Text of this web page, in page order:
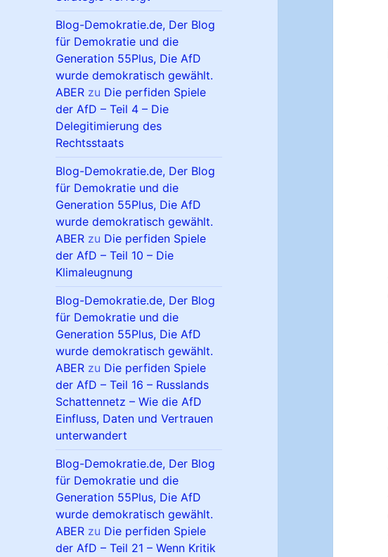
Blog-Demokratie.de, Der Blog
für Demokratie und die
Generation 55Plus, Die AfD
wurde demokratisch gewählt.
ABER zu Die perfiden Spiele
der AfD – Teil 4 – Die
Delegitimierung des
Rechtsstaats
Blog-Demokratie.de, Der Blog
für Demokratie und die
Generation 55Plus, Die AfD
wurde demokratisch gewählt.
ABER zu Die perfiden Spiele
der AfD – Teil 10 – Die
Klimaleugnung
Blog-Demokratie.de, Der Blog
für Demokratie und die
Generation 55Plus, Die AfD
wurde demokratisch gewählt.
ABER zu Die perfiden Spiele
der AfD – Teil 16 – Russlands
Schattennetz – Wie die AfD
Einfluss, Daten und Vertrauen
unterwandert
Blog-Demokratie.de, Der Blog
für Demokratie und die
Generation 55Plus, Die AfD
wurde demokratisch gewählt.
ABER zu Die perfiden Spiele
der AfD – Teil 21 – Wenn Kritik